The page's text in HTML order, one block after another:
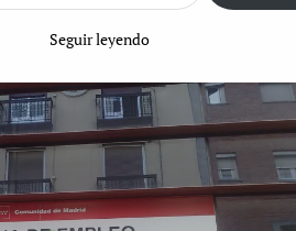
Seguir leyendo